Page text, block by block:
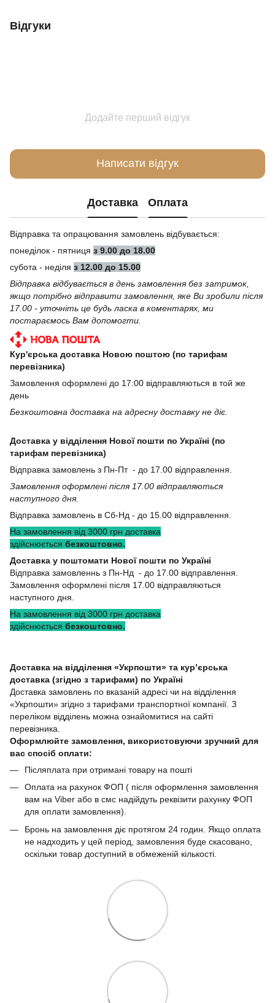
Відгуки
Додайте перший відгук
Написати відгук
Доставка Оплата
Відправка та опрацювання замовлень відбувається:
понеділок - пятниця з 9.00 до 18.00
субота - неділя з 12.00 до 15.00
Відправка відбувається в день замовлення без затримок,
якщо потрібно відправити замовлення, яке Ви зробили після
17.00 - уточніть це будь ласка в коментарях, ми
постараємось Вам допомогти.
Кур'єрська доставка Новою поштою (по тарифам
перевізника)
Замовлення оформлені до 17:00 відправляються в той же
день
Безкоштовна доставка на адресну доставку не діє.
Доставка у відділення Нової пошти по Україні (по
тарифам перевізника)
Відправка замовлень з Пн-Пт - до 17.00 відправлення.
Замовлення оформлені після 17.00 відправляються
наступного дня.
Відправка замовлень в Сб-Нд - до 15.00 відправлення.
На замовлення від 3000 грн доставка
здійснюється безкоштовно.
Доставка у поштомати Нової пошти по Україні
Відправка замовленнь з Пн-Нд - до 17.00 відправлення.
Замовлення оформлені після 17.00 відправляються
наступного дня.
На замовлення від 3000 грн доставка
здійснюється безкоштовно.
Доставка на відділення «Укрпошти» та кур’єрська
доставка (згідно з тарифами) по Україні
Доставка замовлень по вказаній адресі чи на відділення
«Укрпошти» згідно з тарифами транспортної компанії. З
переліком відділень можна ознайомитися на сайті
перевізника.
Оформлюйте замовлення, використовуючи зручний для
вас спосіб оплати:
Післяплата при отримані товару на пошті
Оплата на рахунок ФОП ( після оформлення замовлення
вам на Viber або в смс надійдуть реквізити рахунку ФОП
для оплати замовлення).
Бронь на замовлення діє протягом 24 годин. Якщо оплата
не надходить у цей період, замовлення буде скасовано,
оскільки товар доступний в обмеженій кількості.